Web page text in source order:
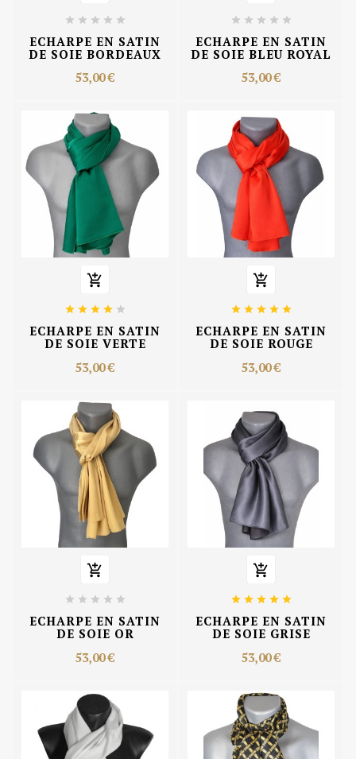
    
ECHARPE EN SATIN
DE SOIE BORDEAUX
53,00 €
    
ECHARPE EN SATIN
DE SOIE BLEU ROYAL
53,00 €

    
ECHARPE EN SATIN
DE SOIE VERTE
53,00 €

    
ECHARPE EN SATIN
DE SOIE ROUGE
53,00 €

    
ECHARPE EN SATIN
DE SOIE OR
53,00 €

    
ECHARPE EN SATIN
DE SOIE GRISE
53,00 €